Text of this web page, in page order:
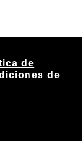
de
de